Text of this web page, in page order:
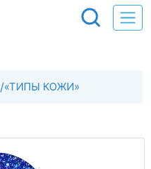
/«ТИПЫ КОЖИ»